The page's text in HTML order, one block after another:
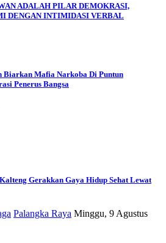
ADALAH PILAR DEMOKRASI,
DENGAN INTIMIDASI VERBAL
Biarkan Mafia Narkoba Di Puntun
Penerus Bangsa
Gerakkan Gaya Hidup Sehat Lewat
Palangka Raya Minggu, 9 Agustus